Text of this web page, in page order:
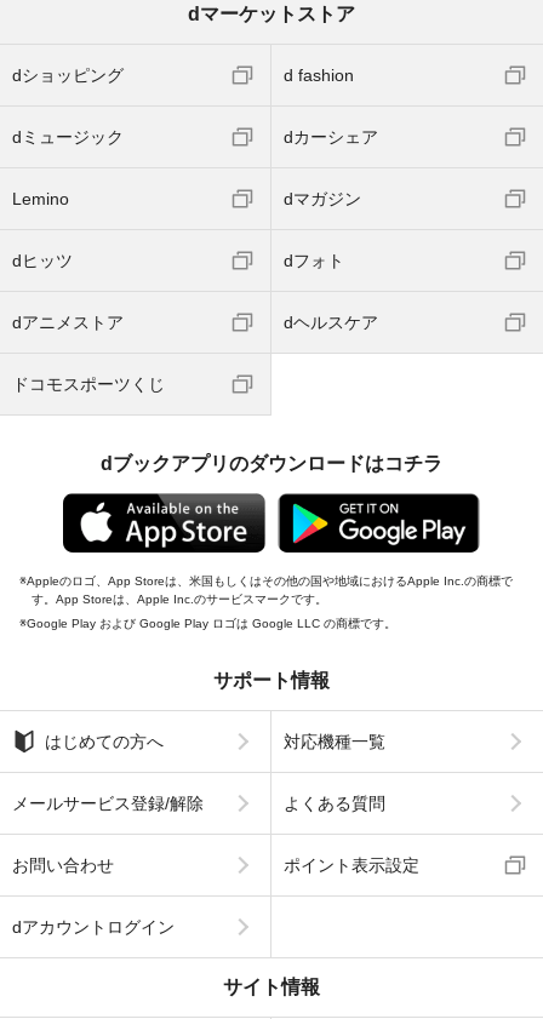
dマーケットストア
dショッピング d fashion
dミュージック dカーシェア
Lemino dマガジン
dヒッツ dフォト
dアニメストア dヘルスケア
ドコモスポーツくじ
dブックアプリのダウンロードはコチラ
Appleのロゴ、App Storeは、米国もしくはその他の国や地域におけるApple Inc.の商標で
す。App Storeは、Apple Inc.のサービスマークです。
Google Play および Google Play ロゴは Google LLC の商標です。
サポート情報
はじめての方へ 対応機種一覧
メールサービス登録/解除 よくある質問
お問い合わせ ポイント表示設定
dアカウントログイン
サイト情報